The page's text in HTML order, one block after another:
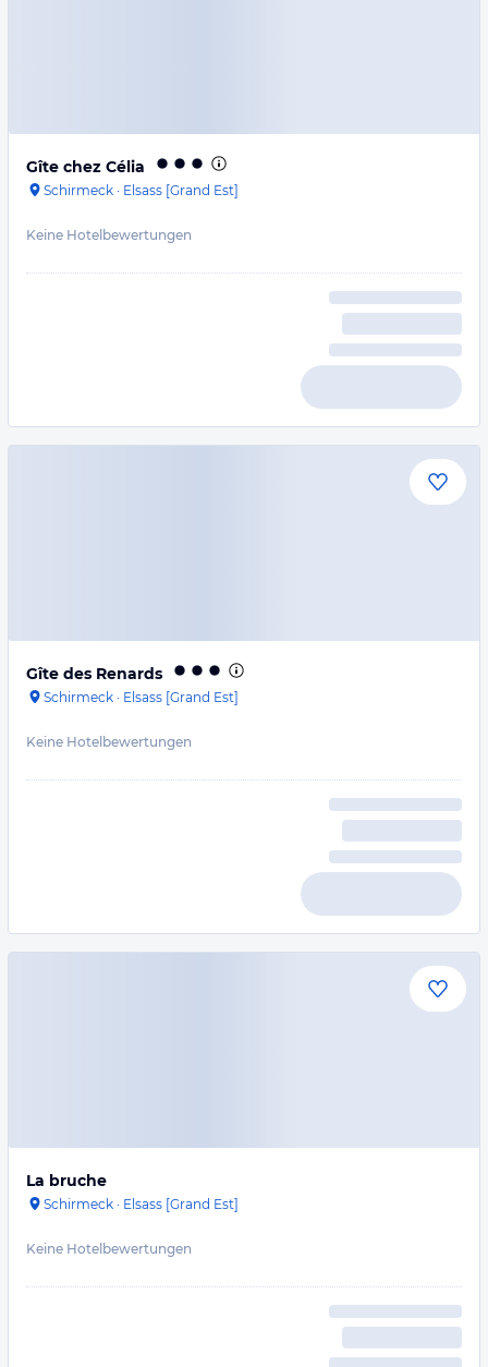
Gîte chez Célia
Schirmeck · Elsass [Grand Est]
Keine Hotelbewertungen
Gîte des Renards
Schirmeck · Elsass [Grand Est]
Keine Hotelbewertungen
La bruche
Schirmeck · Elsass [Grand Est]
Keine Hotelbewertungen